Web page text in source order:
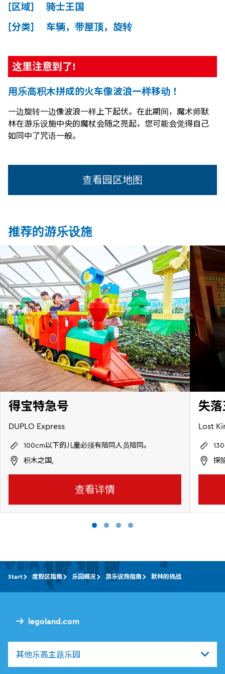
[区域] 骑士王国
[分类] 车辆，带屋顶，旋转
这里注意到了!
用乐高积木拼成的火车像波浪一样移动！
一边旋转一边像波浪一样上下起伏。在此期间，魔术师默
林在游乐设施中央的魔杖会随之亮起，您可能会觉得自己
如同中了咒语一般。
查看园区地图
推荐的游乐设施
得宝特急号
DUPLO Express
100cm以下的儿童必须有陪同人员陪同。
积木之国,
查看详情
失
Lost
探
legoland.com
其他乐高主题乐园
Start 度假区指南 乐园概况 游乐设施指南 默林的挑战